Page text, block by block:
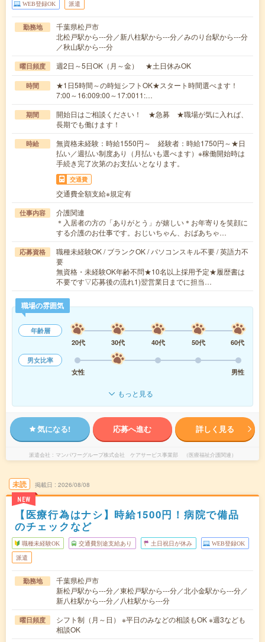
WEB登録OK 派遣
勤務地
千葉県松戸市
北松戸駅から---分／新八柱駅から---分／みのり台駅から---分
／秋山駅から---分
曜日頻度 週2日～5日OK（月～金） ★土日休みOK
時間
★1日5時間～の時短シフトOK★スタート時間選べます！
7:00～16:009:00～17:0011:…
期間
開始日はご相談ください！ ★急募 ★職場が気に入れば、
長期でも働けます！
時給
無資格未経験：時給1550円～ 経験者：時給1750円～★日
払い／週払い制度あり（月払いも選べます）※稼働開始時は
手続き完了次第のお支払いとなります。
交通費
交通費全額支給※規定有
仕事内容
介護関連
＊入居者の方の「ありがとう」が嬉しい＊お年寄りを笑顔に
する介護のお仕事です。おじいちゃん、おばあちゃ…
応募資格
職種未経験OK / ブランクOK / パソコンスキル不要 / 英語力不
要
無資格・未経験OK年齢不問★10名以上採用予定★履歴書は
不要です▽応募後の流れ1)翌営業日までに担当…
職場の雰囲気
年齢層
20代
30代 40代 50代
60代
男女比率
女性
男性
もっと見る
気になる! 応募へ進む 詳しく見る
派遣会社 マンパワーグループ株式会社 ケアサービス事業部 （医療福祉介護関連）
未読
NEW
掲載日 2026/08/08
【医療行為はナシ】時給1500円！病院で備品
のチェックなど
職種未経験OK 交通費別途支給あり 土日祝日が休み WEB登録OK
派遣
勤務地
千葉県松戸市
新松戸駅から---分／東松戸駅から---分／北小金駅から---分／
新八柱駅から---分／八柱駅から---分
曜日頻度
シフト制（月～日） ※平日のみなどの相談もOK ※週3なども
相談OK